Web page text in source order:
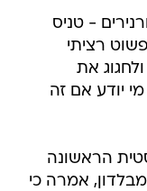
- טניס
רציתי
את
יודע אם זה
הראשונה
שמובסת פעמיים 6:0 בווימבלדון, אמרה כי